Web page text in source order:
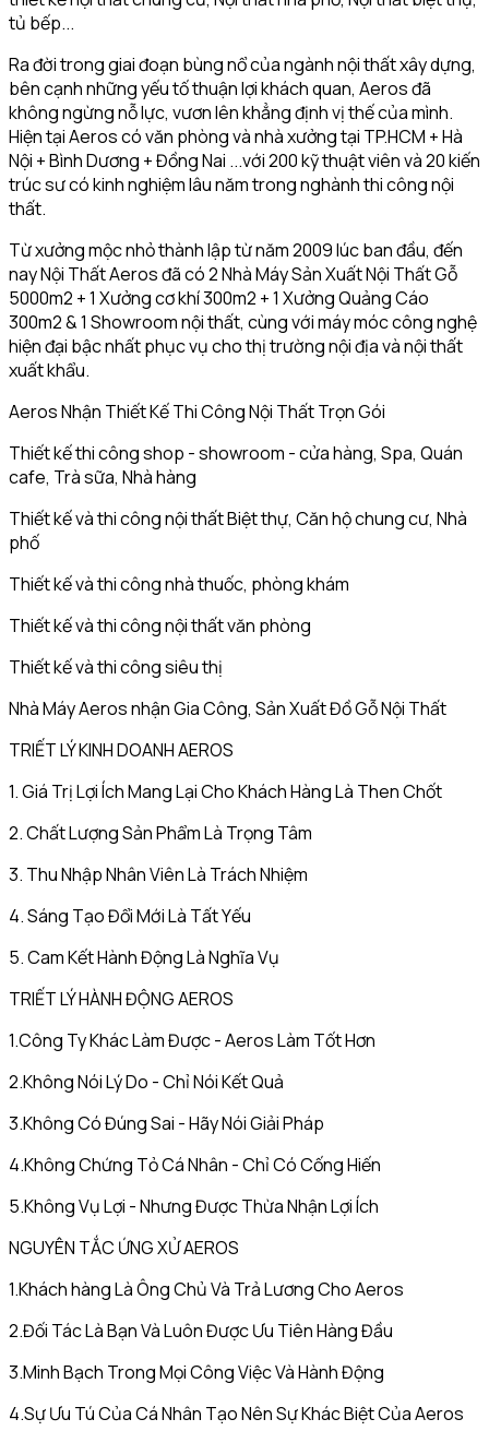
tủ bếp...
Ra đời trong giai đoạn bùng nổ của ngành nội thất xây dựng,
bên cạnh những yếu tố thuận lợi khách quan, Aeros đã
không ngừng nỗ lực, vươn lên khẳng định vị thế của mình.
Hiện tại Aeros có văn phòng và nhà xưởng tại TP.HCM + Hà
Nội + Bình Dương + Đồng Nai ...với 200 kỹ thuật viên và 20 kiến
trúc sư có kinh nghiệm lâu năm trong nghành thi công nội
thất.
Từ xưởng mộc nhỏ thành lập từ năm 2009 lúc ban đầu, đến
nay Nội Thất Aeros đã có 2 Nhà Máy Sản Xuất Nội Thất Gỗ
5000m2 + 1 Xưởng cơ khí 300m2 + 1 Xưởng Quảng Cáo
300m2 & 1 Showroom nội thất, cùng với máy móc công nghệ
hiện đại bậc nhất phục vụ cho thị trường nội địa và nội thất
xuất khẩu.
Aeros Nhận Thiết Kế Thi Công Nội Thất Trọn Gói
Thiết kế thi công shop - showroom - cửa hàng, Spa, Quán
cafe, Trà sữa, Nhà hàng
Thiết kế và thi công nội thất Biệt thự, Căn hộ chung cư, Nhà
phố
Thiết kế và thi công nhà thuốc, phòng khám
Thiết kế và thi công nội thất văn phòng
Thiết kế và thi công siêu thị
Nhà Máy Aeros nhận Gia Công, Sản Xuất Đồ Gỗ Nội Thất
TRIẾT LÝ KINH DOANH AEROS
1. Giá Trị Lợi Ích Mang Lại Cho Khách Hàng Là Then Chốt
2. Chất Lượng Sản Phẩm Là Trọng Tâm
3. Thu Nhập Nhân Viên Là Trách Nhiệm
4. Sáng Tạo Đổi Mới Là Tất Yếu
5. Cam Kết Hành Động Là Nghĩa Vụ
TRIẾT LÝ HÀNH ĐỘNG AEROS
1.Công Ty Khác Làm Được - Aeros Làm Tốt Hơn
2.Không Nói Lý Do - Chỉ Nói Kết Quả
3.Không Có Đúng Sai - Hãy Nói Giải Pháp
4.Không Chứng Tỏ Cá Nhân - Chỉ Có Cống Hiến
5.Không Vụ Lợi - Nhưng Được Thừa Nhận Lợi Ích
NGUYÊN TẮC ỨNG XỬ AEROS
1.Khách hàng Là Ông Chủ Và Trả Lương Cho Aeros
2.Đối Tác Là Bạn Và Luôn Được Ưu Tiên Hàng Đầu
3.Minh Bạch Trong Mọi Công Việc Và Hành Động
4.Sự Ưu Tú Của Cá Nhân Tạo Nên Sự Khác Biệt Của Aeros